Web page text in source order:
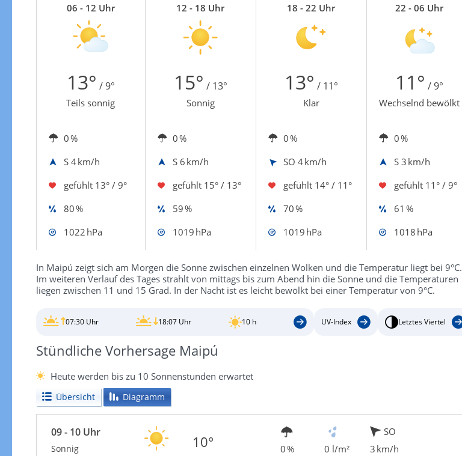
06 - 12 Uhr
12 - 18 Uhr
18 - 22 Uhr
22 - 06 Uhr
13° / 9° 15° / 13° 13° / 11° 11° / 9°
Teils sonnig Sonnig Klar Wechselnd bewölkt
0 % 0 % 0 %
0 %
S 4 km/h S 6 km/h SO 4 km/h S 3 km/h
gefühlt 13° / 9° gefühlt 15° / 13° gefühlt 14° / 11° gefühlt 11° / 9°
80 %
59 % 70 %
61 %
1022 hPa
1019 hPa 1019 hPa 1018 hPa
In Maipú zeigt sich am Morgen die Sonne zwischen einzelnen Wolken und die Temperatur liegt bei 9°C.
Im weiteren Verlauf des Tages strahlt von mittags bis zum Abend hin die Sonne und die Temperaturen
liegen zwischen 11 und 15 Grad. In der Nacht ist es leicht bewölkt bei einer Temperatur von 9°C.
07:30 Uhr 18:07 Uhr 10 h UV-Index Letztes Viertel
Stündliche Vorhersage Maipú
Heute werden bis zu 10 Sonnenstunden erwartet
Übersicht Diagramm
09 - 10 Uhr
Sonnig 10° 0 % 0 l/m²
SO
3 km/h
Windgeschwindigkeiten in 3h
Zur Windgeschwindigkeitenkarte
Sonnenschein heute
Zur Sonnenscheindauerkarte